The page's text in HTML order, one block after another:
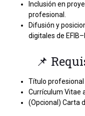
Inclusión en
profesional.
Difusión y
digitales de
📌
Título profesional
Currículum Vitae
(Opcional) Carta